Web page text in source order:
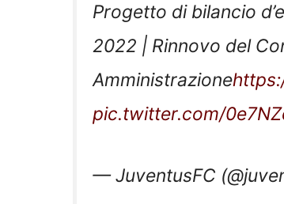
Progetto di bilancio
2022 | Rinnovo del
Amministrazione
pic.twitter.com/
— JuventusFC